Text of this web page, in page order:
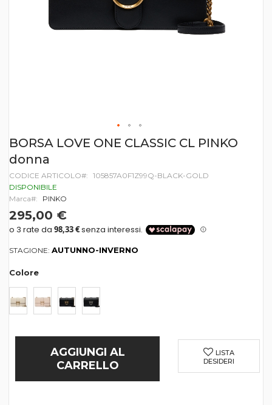
Vai
all'inizio
della
di
immagini
BORSA LOVE ONE CLASSIC CL PINKO
donna
CODICE ARTICOLO
105857A0F1Z99Q-BLACK-GOLD
DISPONIBILE
Marca
PINKO
295,00 €
STAGIONE: AUTUNNO-INVERNO
Colore
AGGIUNGI AL
CARRELLO
LISTA
DESIDERI